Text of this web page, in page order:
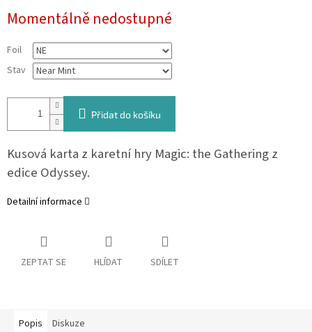
cena:
Momentálně nedostupné
Foil
Stav
Přidat do košíku
Kusová karta z karetní hry Magic: the Gathering z
edice Odyssey.
Detailní informace
ZEPTAT SE HLÍDAT SDÍLET
Popis Diskuze